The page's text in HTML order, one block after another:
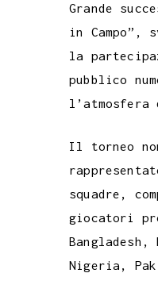
o
k
r
Grande
in
la
pubblico
l’atmosfera
Il torneo
squadre,
giocatori
Nigeria,